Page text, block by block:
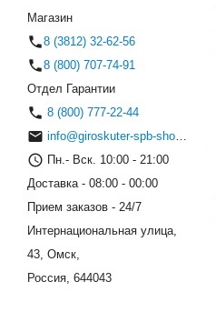
Магазин
8 (3812) 32-62-56
8 (800) 707-74-91
Отдел Гарантии
8 (800) 777-22-44
info@giroskuter-spb-shop.ru
Пн.- Вск. 10:00 - 21:00
Доставка - 08:00 - 00:00
Прием заказов - 24/7
Интернациональная улица,
43, Омск,
Россия, 644043